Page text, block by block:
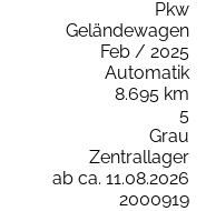
Pkw
Geländewagen
Feb / 2025
Automatik
8.695 km
5
Grau
Zentrallager
ab ca. 11.08.2026
2000919